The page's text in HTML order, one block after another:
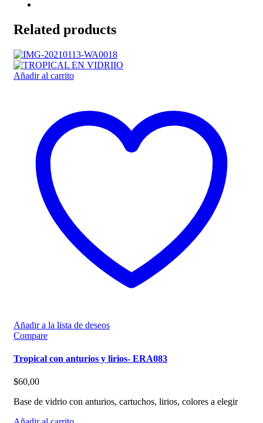
Related products
Añadir al carrito
Añadir a la lista de deseos
Compare
Tropical con anturios y lirios- ERA083
$60,00
Base de vidrio con anturios, cartuchos, lirios, colores a elegir